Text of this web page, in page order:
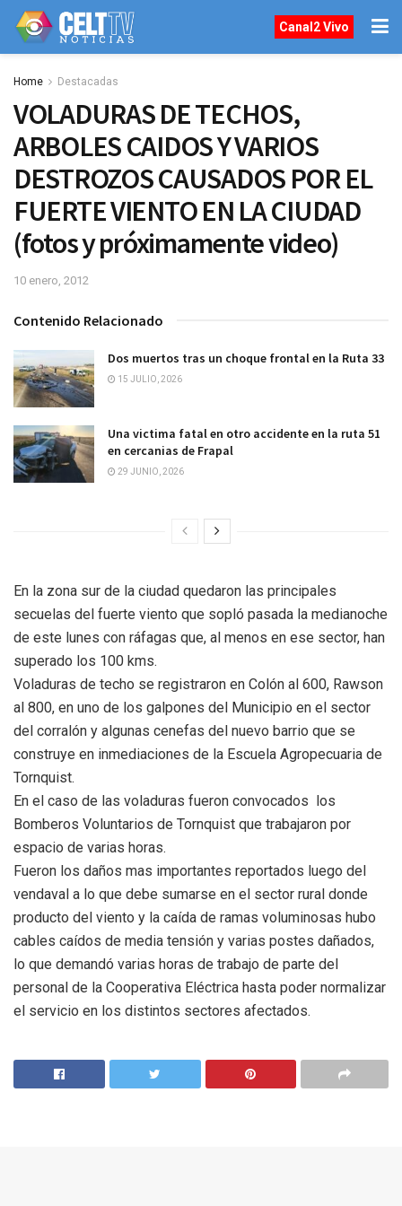
Canal2 Vivo
Home Destacadas
VOLADURAS DE TECHOS,
ARBOLES CAIDOS Y VARIOS
DESTROZOS CAUSADOS POR EL
FUERTE VIENTO EN LA CIUDAD
(fotos y próximamente video)
10 enero, 2012
Contenido Relacionado
Dos muertos tras un choque frontal en la Ruta 33
15 JULIO, 2026
Una victima fatal en otro accidente en la ruta 51
en cercanias de Frapal
29 JUNIO, 2026
En la zona sur de la ciudad quedaron las principales
secuelas del fuerte viento que sopló pasada la medianoche
de este lunes con ráfagas que, al menos en ese sector, han
superado los 100 kms.
Voladuras de techo se registraron en Colón al 600, Rawson
al 800, en uno de los galpones del Municipio en el sector
del corralón y algunas cenefas del nuevo barrio que se
construye en inmediaciones de la Escuela Agropecuaria de
Tornquist.
En el caso de las voladuras fueron convocados los
Bomberos Voluntarios de Tornquist que trabajaron por
espacio de varias horas.
Fueron los daños mas importantes reportados luego del
vendaval a lo que debe sumarse en el sector rural donde
producto del viento y la caída de ramas voluminosas hubo
cables caídos de media tensión y varias postes dañados,
lo que demandó varias horas de trabajo de parte del
personal de la Cooperativa Eléctrica hasta poder normalizar
el servicio en los distintos sectores afectados.